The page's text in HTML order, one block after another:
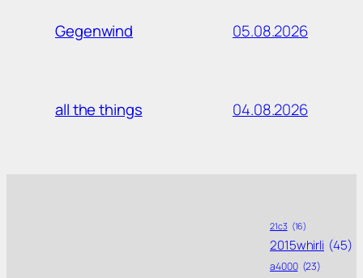
Gegenwind 05.08.2026
all the things 04.08.2026
21c3 (16)
2015whirli (45)
a4000 (23)